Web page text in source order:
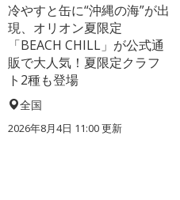
冷やすと缶に“沖縄の海”が出
現、オリオン夏限定
「BEACH CHILL」が公式通
販で大人気！夏限定クラフ
ト2種も登場
全国
2026年8月4日 11:00更新